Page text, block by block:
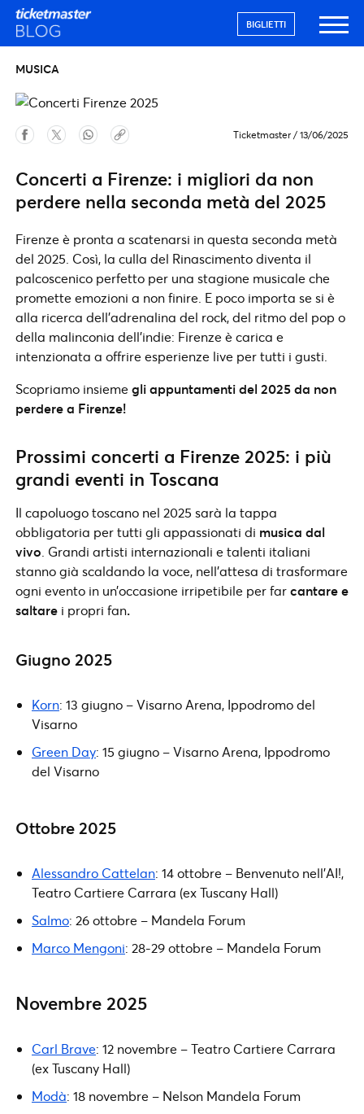
BIGLIETTI
MUSICA
Ticketmaster / 13/06/2025
Concerti a Firenze: i migliori da non
perdere nella seconda metà del 2025
Firenze è pronta a scatenarsi in questa seconda metà
del 2025. Così, la culla del Rinascimento diventa il
palcoscenico perfetto per una stagione musicale che
promette emozioni a non finire. E poco importa se si è
alla ricerca dell’adrenalina del rock, del ritmo del pop o
della malinconia dell’indie: Firenze è carica e
intenzionata a offrire esperienze live per tutti i gusti.
Scopriamo insiemegli appuntamenti del 2025 da non
perdere a Firenze!
Prossimi concerti a Firenze 2025: i più
grandi eventi in Toscana
Il capoluogo toscano nel 2025 sarà la tappa
obbligatoria per tutti gli appassionati di musica dal
vivo . Grandi artisti internazionali e talenti italiani
stanno già scaldando la voce, nell’attesa di trasformare
ogni evento in un’occasione irripetibile per farcantare e
saltare i propri fan.
Giugno 2025
Korn: 13 giugno – Visarno Arena, Ippodromo del
Visarno
Green Day: 15 giugno – Visarno Arena, Ippodromo
del Visarno
Ottobre 2025
Alessandro Cattelan: 14 ottobre – Benvenuto nell’AI!,
Teatro Cartiere Carrara (ex Tuscany Hall)
Salmo: 26 ottobre – Mandela Forum
Marco Mengoni: 28-29 ottobre – Mandela Forum
Novembre 2025
Carl Brave: 12 novembre – Teatro Cartiere Carrara
(ex Tuscany Hall)
Modà: 18 novembre – Nelson Mandela Forum